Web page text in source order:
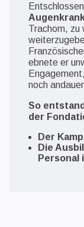
Trachom, zu
ebnete er
noch
So
der
Der
Die
Personal